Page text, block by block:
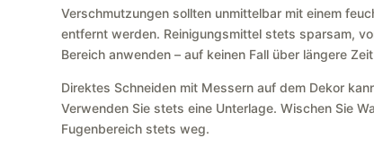
Verschmutzungen sollten unmittelbar mit einem
entfernt werden. Reinigungsmittel stets sparsam,
Bereich anwenden – auf keinen Fall über längere
Direktes Schneiden mit Messern auf dem Dekor
Verwenden Sie stets eine Unterlage. Wischen Sie
Fugenbereich stets weg.